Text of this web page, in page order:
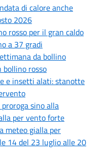
di calore anche
2026
rosso per il gran caldo
a 37 gradi
da bollino
bollino rosso
e insetti alati: stanotte
sino alla
per vento forte
meteo gialla per
14 del 23 luglio alle 20